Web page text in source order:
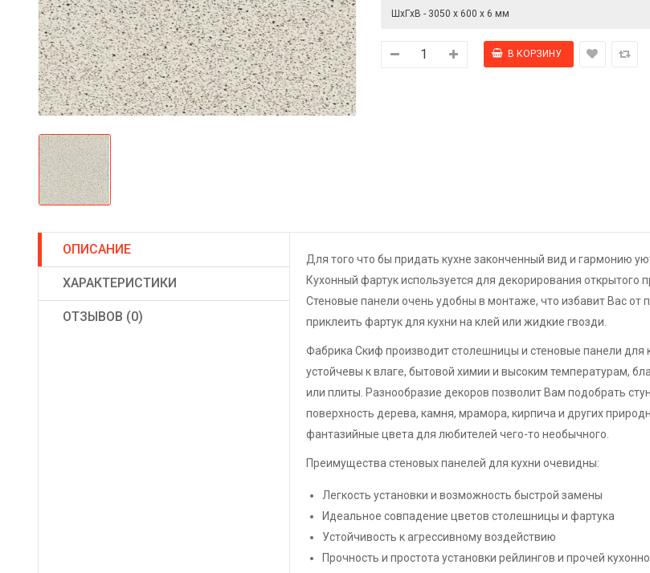
ОПИСАНИЕ
ХАРАКТЕРИСТИКИ
ОТЗЫВОВ (0)
Для того что бы придать кухне законченный вид и гармонию
Кухонный фартук используется для декорирования
Стеновые панели очень удобны в монтаже, что избавит Вас
приклеить фартук для кухни на клей или жидкие гвозди.
Фабрика Скиф производит столешницы и стеновые панели
устойчевы к влаге, бытовой химии и высоким температурам,
или плиты. Разнообразие декоров позволит Вам подобрать
поверхность дерева, камня, мрамора, кирпича и других
фантазийные цвета для любителей чего-то необычного.
Преимущества стеновых панелей для кухни очевидны:
Легкость установки и возможность быстрой замены
Идеальное совпадение цветов столешницы и фартука
Устойчивость к агрессивному воздействию
Прочность и простота установки рейлингов и прочей